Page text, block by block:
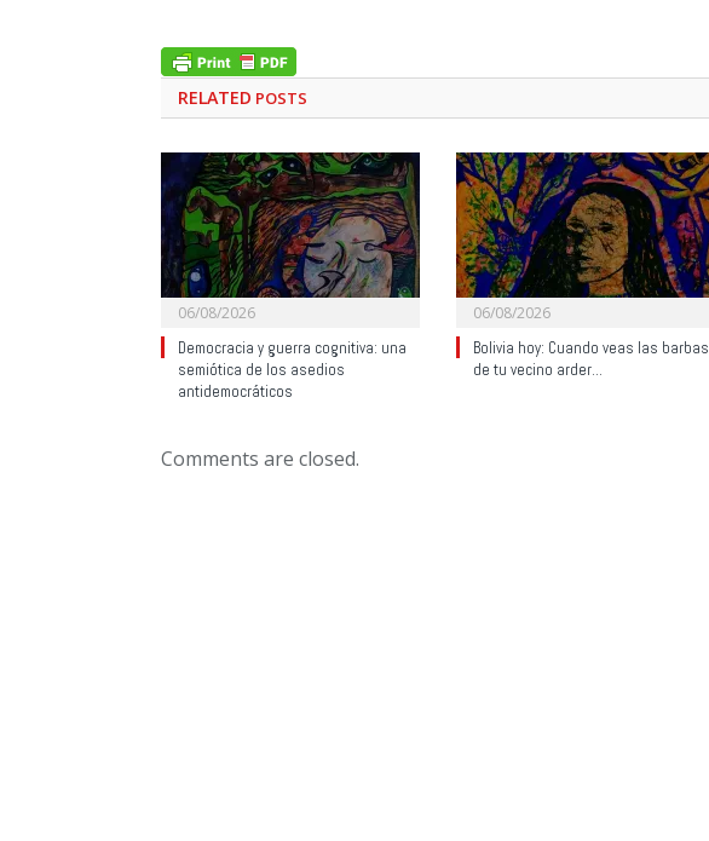
RELATED POSTS
06/08/2026
Democracia y guerra cognitiva: una
semiótica de los asedios
antidemocráticos
06/08/2026
Bolivia hoy: Cuando veas las barbas
de tu vecino arder…
Comments are closed.